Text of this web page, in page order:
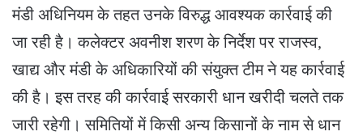
मंडी अधिनियम के तहत उनके विरुद्ध आवश्यक कार्रवाई की
जा रही है। कलेक्टर अवनीश शरण के निर्देश पर राजस्व,
खाद्य और मंडी के अधिकारियों की संयुक्त टीम ने यह कार्रवाई
की है। इस तरह की कार्रवाई सरकारी धान खरीदी चलते तक
जारी रहेगी। समितियों में किसी अन्य किसानों के नाम से धान